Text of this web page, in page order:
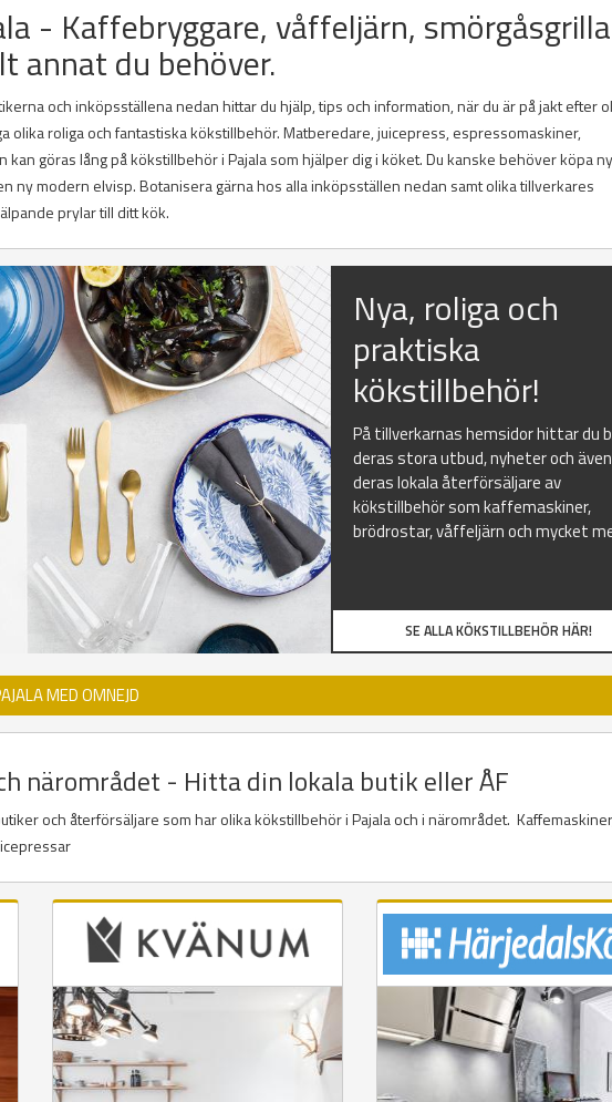
- Kaffebryggare, våffeljärn,
annat du behöver.
och inköpsställena nedan hittar du hjälp, tips och information, när du är på jakt efter
olika roliga och fantastiska kökstillbehör. Matberedare, juicepress, espressomaskiner,
kan göras lång på kökstillbehör i Pajala som hjälper dig i köket. Du kanske behöver köpa
ny modern elvisp. Botanisera gärna hos alla inköpsställen nedan samt olika tillverkares
prylar till ditt kök.
Nya, roliga och
praktiska
kökstillbehör!
På tillverkarnas hemsidor hittar du
deras stora utbud, nyheter och även
deras lokala återförsäljare av
kökstillbehör som kaffemaskiner,
brödrostar, våffeljärn och mycket
SE ALLA KÖKSTILLBEHÖR HÄR!
MED OMNEJD
närområdet - Hitta din lokala butik eller ÅF
och återförsäljare som har olika kökstillbehör i Pajala och i närområdet.